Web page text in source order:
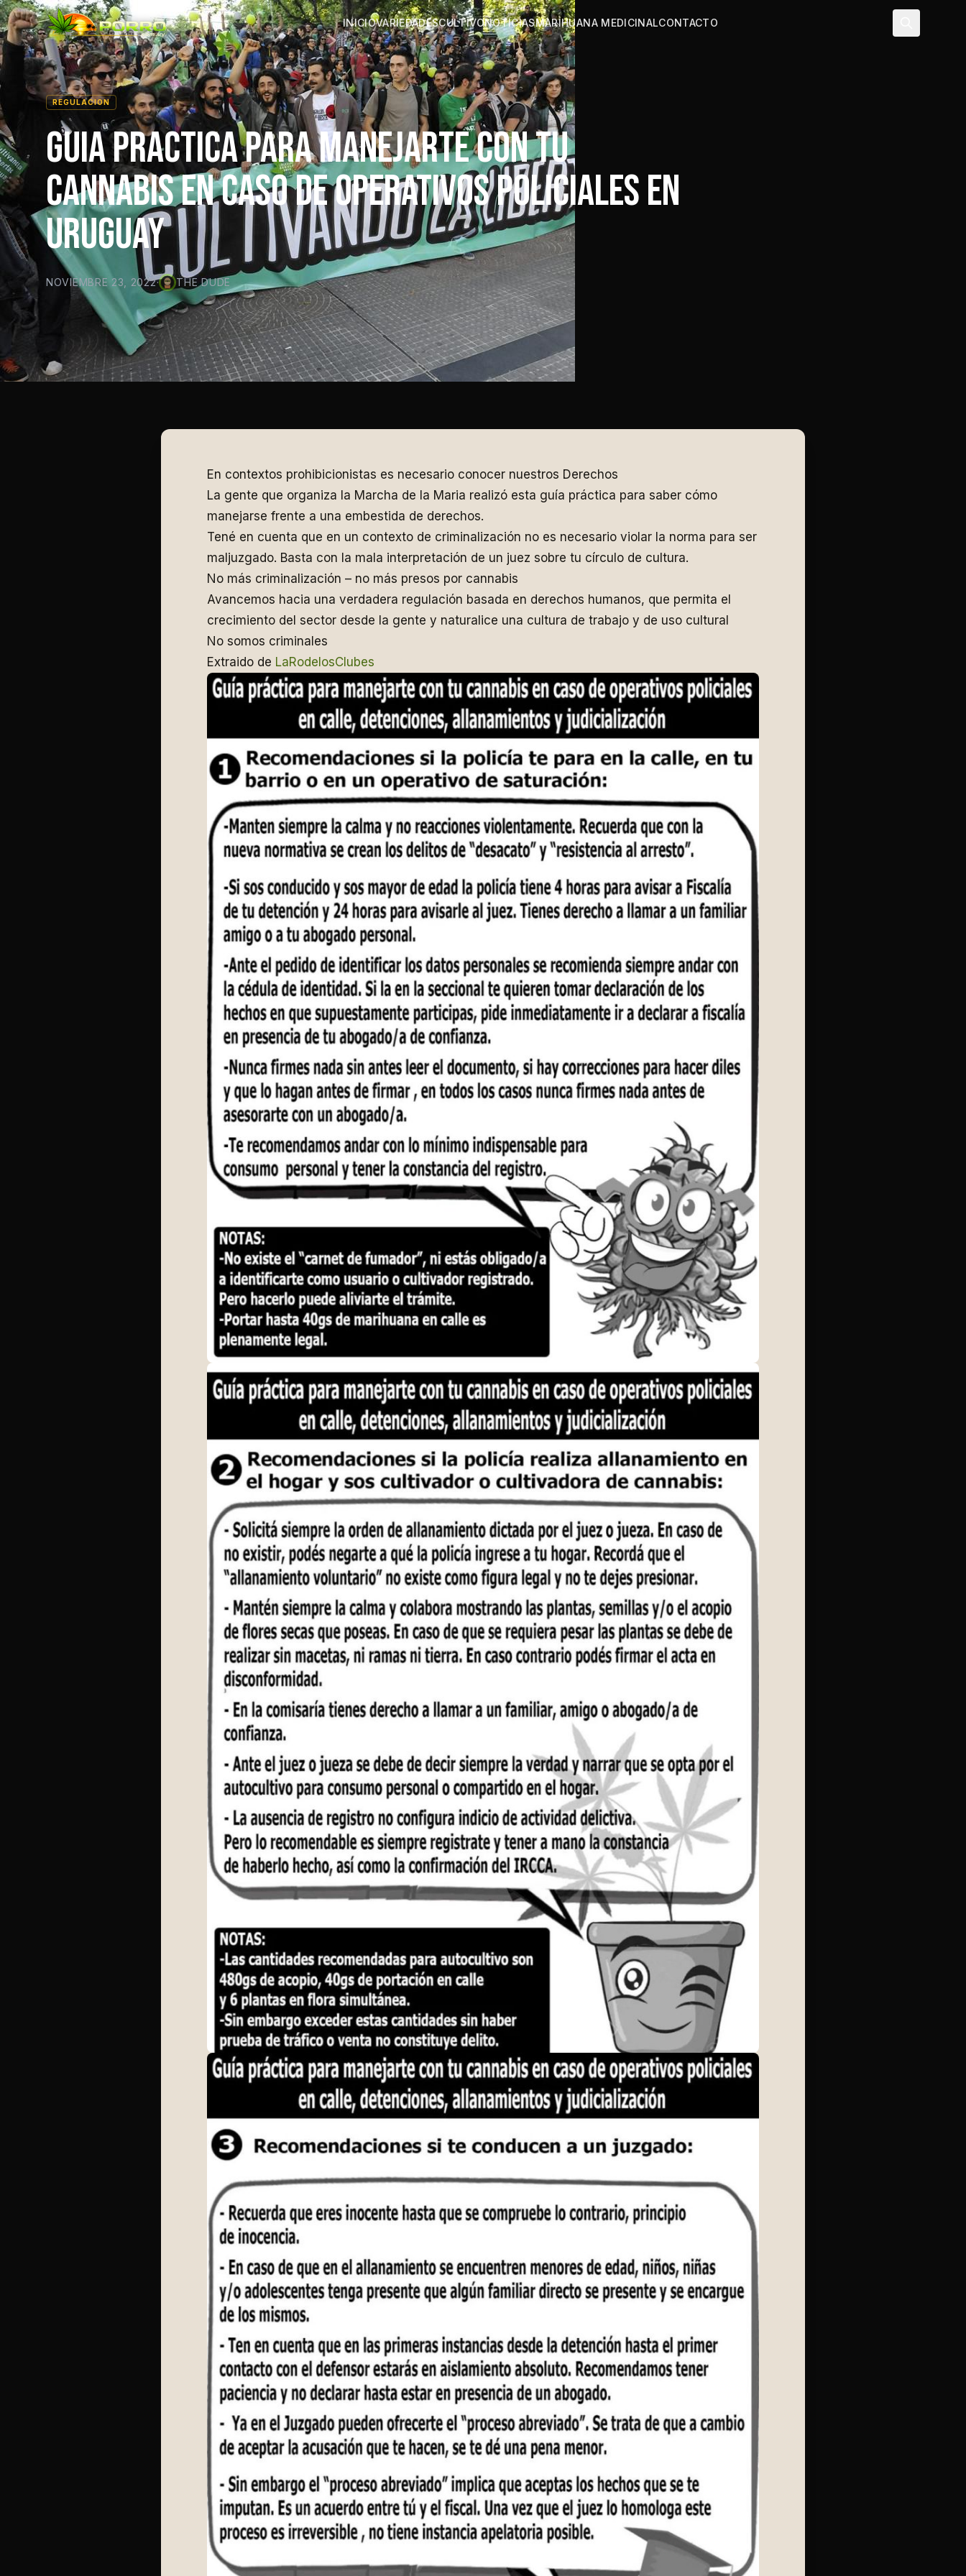
INICIOVARIEDADESCULTIVONOTICIASMARIHUANA MEDICINALCONTACTO
REGULACION
GUIA PRACTICA PARA MANEJARTE CON TU
CANNABIS EN CASO DE OPERATIVOS POLICIALES EN
URUGUAY
NOVIEMBRE 23, 2022· THE DUDE
En contextos prohibicionistas es necesario conocer nuestros Derechos
La gente que organiza la Marcha de la Maria realizó esta guía práctica para saber cómo
manejarse frente a una embestida de derechos.
Tené en cuenta que en un contexto de criminalización no es necesario violar la norma para ser
maljuzgado. Basta con la mala interpretación de un juez sobre tu círculo de cultura.
No más criminalización – no más presos por cannabis
Avancemos hacia una verdadera regulación basada en derechos humanos, que permita el
crecimiento del sector desde la gente y naturalice una cultura de trabajo y de uso cultural
No somos criminales
Extraido de LaRodelosClubes